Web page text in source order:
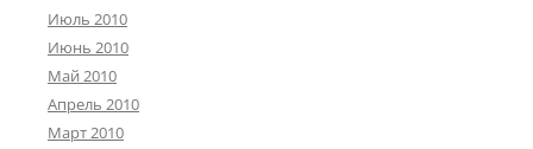
Июль 2010
Июнь 2010
Май 2010
Апрель 2010
Март 2010